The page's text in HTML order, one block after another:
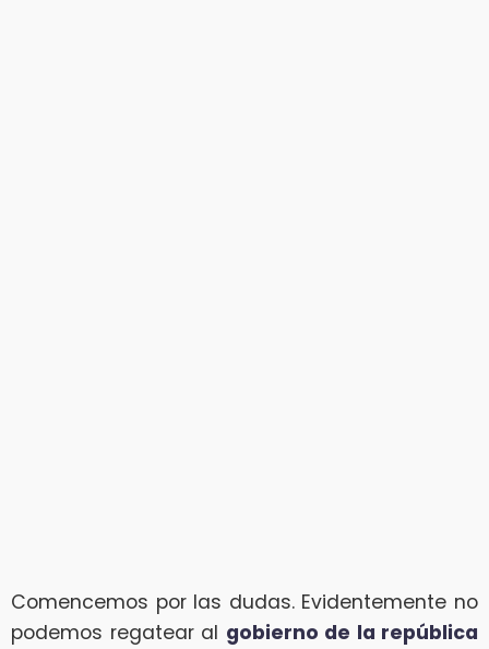
Comencemos por las dudas. Evidentemente no
podemos regatear al gobierno de la república